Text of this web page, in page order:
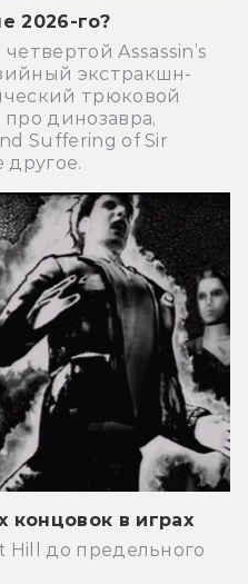
2026-го?
Assassin’s
экстракшн-
трюковой
динозавра,
Suffering of Sir
другое.
концовок в играх
Hill до предельного